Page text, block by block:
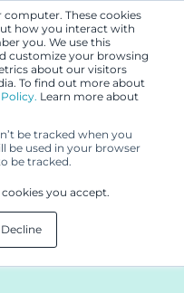
computer. These cookies
how you interact with
you. We use this
customize your browsing
about our visitors
To find out more about
Learn more about
be tracked when you
be used in your browser
be tracked.
you accept.
Decline
kuin ne